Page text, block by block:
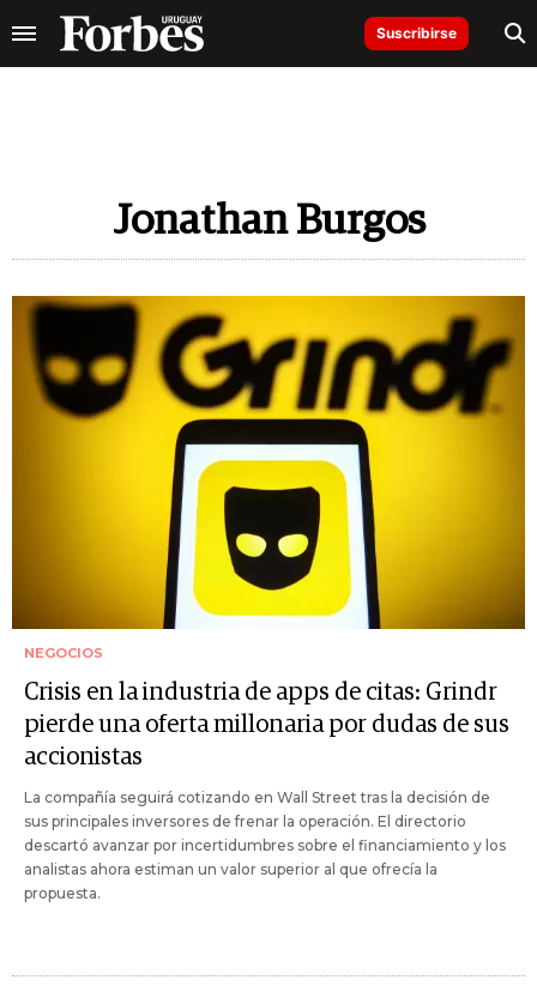
Suscribirse
Jonathan Burgos
NEGOCIOS
Crisis en la industria de apps de citas: Grindr
pierde una oferta millonaria por dudas de sus
accionistas
La compañía seguirá cotizando en Wall Street tras la decisión de
sus principales inversores de frenar la operación. El directorio
descartó avanzar por incertidumbres sobre el financiamiento y los
analistas ahora estiman un valor superior al que ofrecía la
propuesta.